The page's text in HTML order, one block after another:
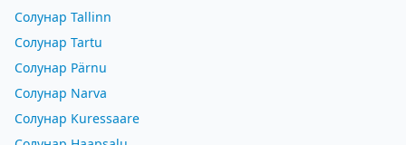
Солунар Tallinn
Солунар Tartu
Солунар Pärnu
Солунар Narva
Солунар Kuressaare